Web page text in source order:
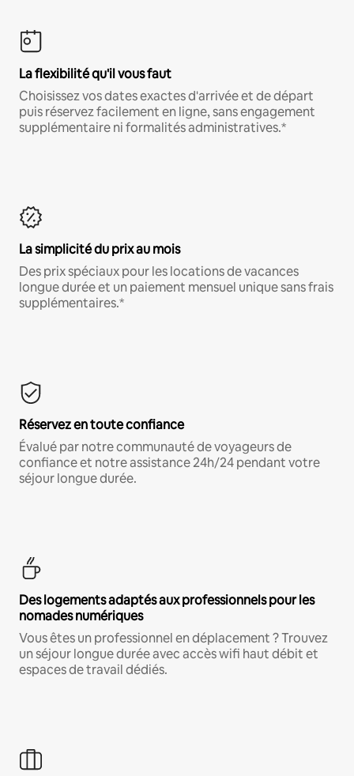
La flexibilité qu'il vous faut
Choisissez vos dates exactes d'arrivée et de départ
puis réservez facilement en ligne, sans engagement
supplémentaire ni formalités administratives.*
La simplicité du prix au mois
Des prix spéciaux pour les locations de vacances
longue durée et un paiement mensuel unique sans frais
supplémentaires.*
Réservez en toute confiance
Évalué par notre communauté de voyageurs de
confiance et notre assistance 24h/24 pendant votre
séjour longue durée.
Des logements adaptés aux professionnels pour les
nomades numériques
Vous êtes un professionnel en déplacement ? Trouvez
un séjour longue durée avec accès wifi haut débit et
espaces de travail dédiés.